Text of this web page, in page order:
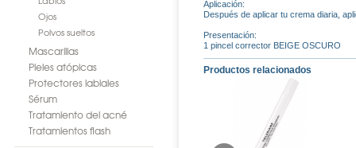
Ojos
Polvos sueltos
Mascarillas
Pieles atópicas
Protectores labiales
Sérum
Tratamiento del acné
Tratamientos flash
Aplicación:
Después de aplicar tu crema diaria,
Presentación:
1 pincel corrector BEIGE OSCURO
Productos relacionados